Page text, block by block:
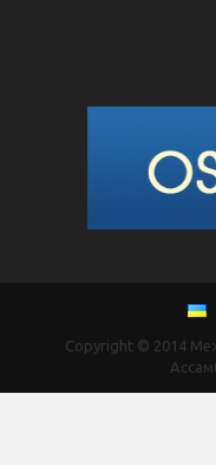
Copyright © 2014